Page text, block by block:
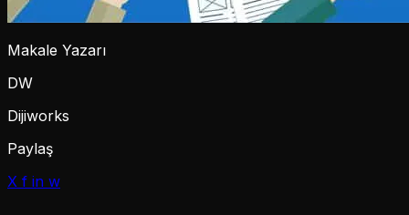
Makale Yazarı
DW
Dijiworks
Paylaş
X f in w